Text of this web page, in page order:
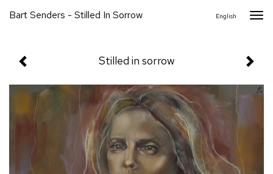
Bart Senders - Stilled In Sorrow English
Stilled in sorrow